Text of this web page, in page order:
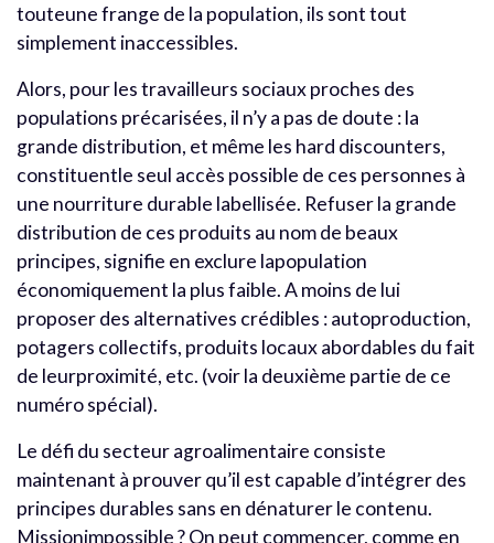
touteune frange de la population, ils sont tout
simplement inaccessibles.
Alors, pour les travailleurs sociaux proches des
populations précarisées, il n’y a pas de doute : la
grande distribution, et même les hard discounters,
constituentle seul accès possible de ces personnes à
une nourriture durable labellisée. Refuser la grande
distribution de ces produits au nom de beaux
principes, signifie en exclure lapopulation
économiquement la plus faible. A moins de lui
proposer des alternatives crédibles : autoproduction,
potagers collectifs, produits locaux abordables du fait
de leurproximité, etc. (voir la deuxième partie de ce
numéro spécial).
Le défi du secteur agroalimentaire consiste
maintenant à prouver qu’il est capable d’intégrer des
principes durables sans en dénaturer le contenu.
Missionimpossible ? On peut commencer, comme en